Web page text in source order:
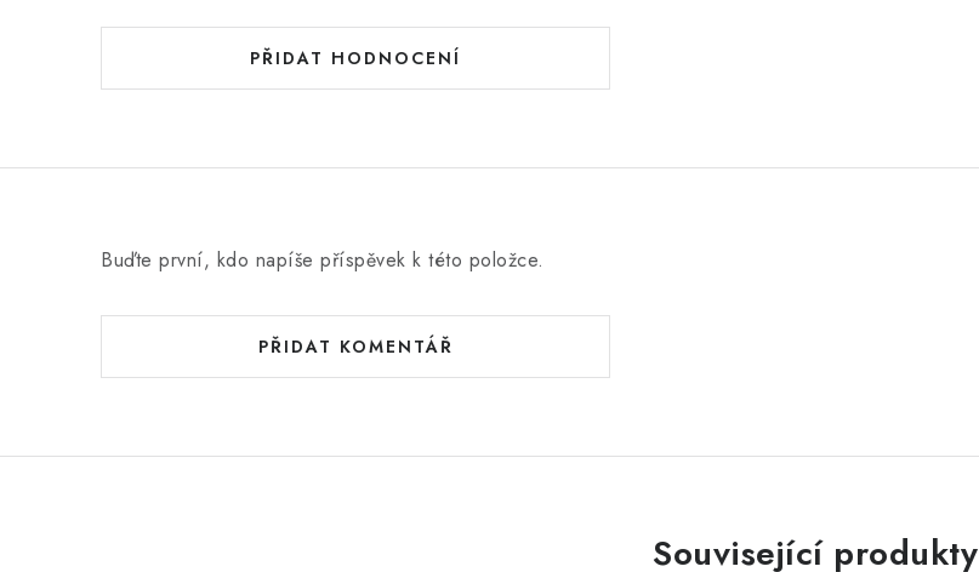
PŘIDAT HODNOCENÍ
Buďte první, kdo napíše příspěvek k této položce.
PŘIDAT KOMENTÁŘ
Související produkty